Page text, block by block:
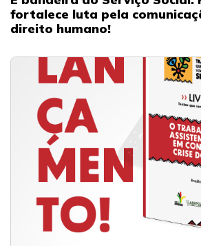
fortalece luta pela
direito humano!